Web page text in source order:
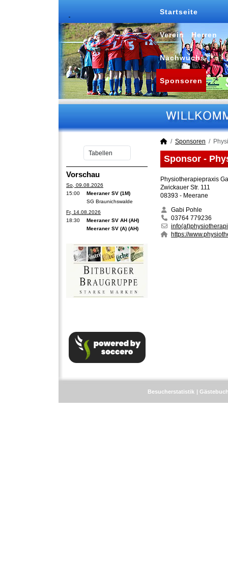
Startseite
Verein Herren
Nachwuchs
Sponsoren
Vorschau
So, 09.08.2026
15:00
Meeraner SV (1M)
SG Braunichswalde
Fr, 14.08.2026
18:30
Meeraner SV AH (AH)
Meeraner SV (A) (AH)
Sponsoren
Sponsor -
Physiotherapiepraxis
Zwickauer Str. 111
08393 - Meerane
Gabi Pohle
03764 779236
https://
Besucherstatistik